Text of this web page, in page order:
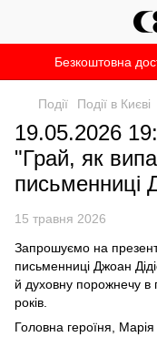
Безкоштовна
Події Події в Києві
19.05.2026
"Грай, як
письменниці
15 травня 2026
Запрошуємо на
письменниці Джоан
й духовну порожнечу в
років.
Головна героїня,